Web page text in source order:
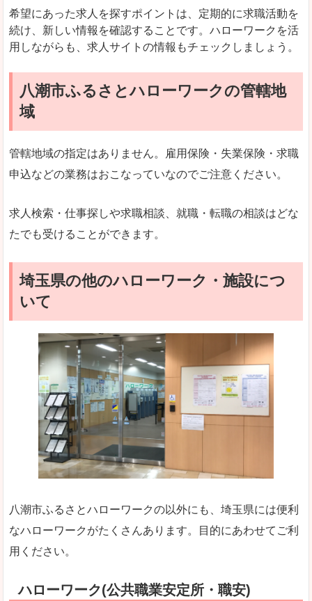
希望にあった求人を探すポイントは、定期的に求職活動を
続け、新しい情報を確認することです。ハローワークを活
用しながらも、求人サイトの情報もチェックしましょう。
八潮市ふるさとハローワークの管轄地
域
管轄地域の指定はありません。雇用保険・失業保険・求職
申込などの業務はおこなっていなのでご注意ください。
求人検索・仕事探しや求職相談、就職・転職の相談はどな
たでも受けることができます。
埼玉県の他のハローワーク・施設につ
いて
八潮市ふるさとハローワークの以外にも、埼玉県には便利
なハローワークがたくさんあります。目的にあわせてご利
用ください。
ハローワーク(公共職業安定所・職安)